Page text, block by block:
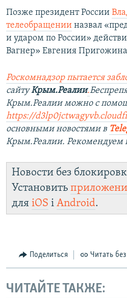
Позже президент России
телеобращении назвал
и ударом по России»
Вагнер» Евгения
Роскомнадзор пытается
сайтуКрым.Реалии.
Крым.Реалии можно с
https://
основными новостями в
Крым.Реалии. Рекомендуем
Новости без
Установить
для iOS і Android.
Поделиться Читать
ЧИТАЙТЕ ТАКЖЕ: